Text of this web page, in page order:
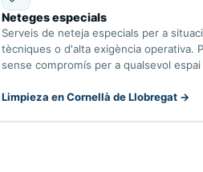
Neteges especials
Serveis de neteja especials per a
tècniques o d'alta exigència operativa.
sense compromís per a qualsevol
Limpieza en Cornellà de Llobregat →